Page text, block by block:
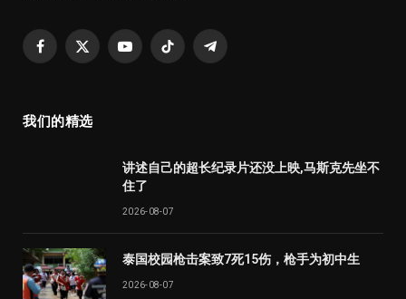
Facebook
X
YouTubeTikTok Telegram
我们的精选
讲述自己的超长纪录片还没上映,马斯克先坐不
住了
2026-08-07
泰国校园枪击案致7死15伤，枪手为初中生
2026-08-07